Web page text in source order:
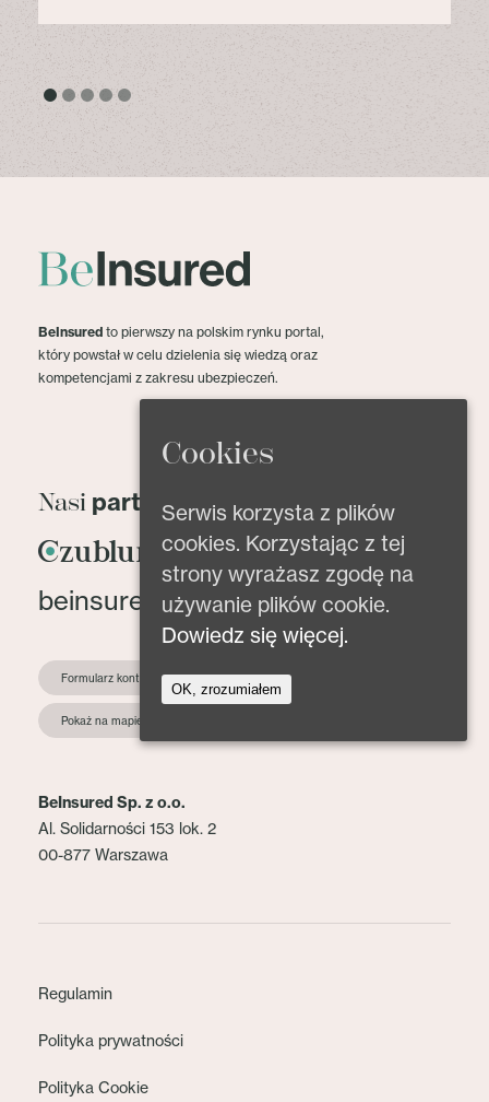
BeInsured to pierwszy na polskim rynku portal,
który powstał w celu dzielenia się wiedzą oraz
kompetencjami z zakresu ubezpieczeń.
Nasi partnerzy
beinsured@beinsured.pl
Formularz kontaktowy
Pokaż na mapie
BeInsured Sp. z o.o.
Al. Solidarności 153 lok. 2
00-877 Warszawa
Regulamin
Polityka prywatności
Polityka Cookie
Cookies
Serwis korzysta z plików
cookies. Korzystając z tej
strony wyrażasz zgodę na
używanie plików cookie.
Dowiedz się więcej.
OK, zrozumiałem